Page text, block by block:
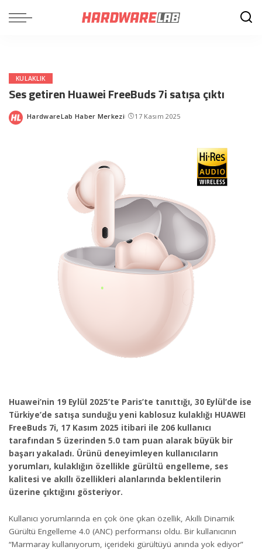
KULAKLIK
Ses getiren Huawei FreeBuds 7i satışa çıktı
Posted
HardwareLab Haber Merkezi 17 Kasım 2025
Huawei’nin 19 Eylül 2025’te Paris’te tanıttığı, 30 Eylül’de ise
Türkiye’de satışa sunduğu yeni kablosuz kulaklığı HUAWEI
FreeBuds 7i, 17 Kasım 2025 itibari ile 206 kullanıcı
tarafından 5 üzerinden 5.0 tam puan alarak büyük bir
başarı yakaladı. Ürünü deneyimleyen kullanıcıların
yorumları, kulaklığın özellikle gürültü engelleme, ses
kalitesi ve akıllı özellikleri alanlarında beklentilerin
üzerine çıktığını gösteriyor.
Kullanıcı yorumlarında en çok öne çıkan özellik, Akıllı Dinamik
Gürültü Engelleme 4.0 (ANC) performansı oldu. Bir kullanıcının
“Marmaray kullanıyorum, içerideki gürültüyü anında yok ediyor”